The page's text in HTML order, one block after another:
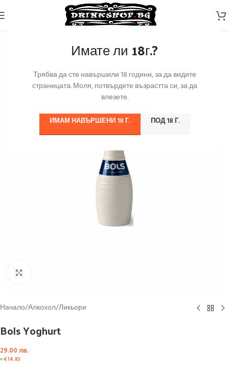
Имате ли 18г.?
Трябва да сте навършили 18 години, за да видите
страницата. Моля, потвърдете възрастта си, за да
влезете.
ИМАМ НАВЪРШЕНИ 18 Г. ПОД 18 Г.
Начало/Алкохол/Ликьори
Bols Yoghurt
29.00 лв.
≈€14.83